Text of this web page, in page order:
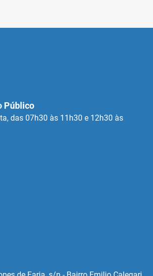
Público
das 07h30 às 11h30 e 12h30 às